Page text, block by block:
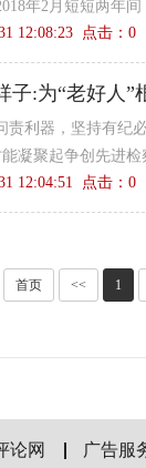
年2月短短两年
12:08:23 点击： 0
子:为“老好人”
责利器，坚持有纪
凝聚起争创先进
12:04:51 点击： 0
首页 << 1
论网 广告服